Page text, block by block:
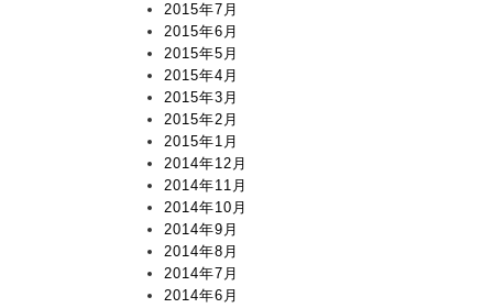
2015年7月
2015年6月
2015年5月
2015年4月
2015年3月
2015年2月
2015年1月
2014年12月
2014年11月
2014年10月
2014年9月
2014年8月
2014年7月
2014年6月